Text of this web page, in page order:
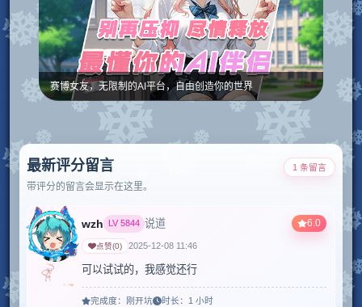
赛博女友，无限制的AI平台，自由创造你的世界
最新评分留言
带评分的留言会显示在这里。
1 条留言
6.0
wzh LV5844 说道
点赞(0) 2025-12-08 11:46
可以试试的，我感觉还行
完成度： 刚开坑 时长： 1 小时